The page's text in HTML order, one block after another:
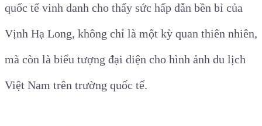
quốc tế vinh danh cho thấy sức hấp dẫn bền bỉ của
Vịnh Hạ Long, không chỉ là một kỳ quan thiên nhiên,
mà còn là biểu tượng đại diện cho hình ảnh du lịch
Việt Nam trên trường quốc tế.